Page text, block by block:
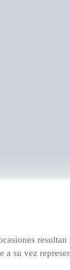
su vez